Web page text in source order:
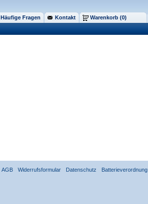
Häufige Fragen Kontakt
Warenkorb (0)
AGB Widerrufsformular Datenschutz Batterieverordnung